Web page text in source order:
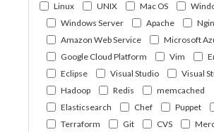
Linux
UNIX Mac OS
Windows Server
Apache
Amazon Web Service
Microsoft
Google Cloud Platform
Vim
Eclipse
Visual Studio
Visual
Hadoop
Redis
memcached
Elasticsearch
Chef Puppet
Terraform
Git CVS